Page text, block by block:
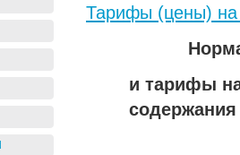
Тарифы (цены) на
и тарифы